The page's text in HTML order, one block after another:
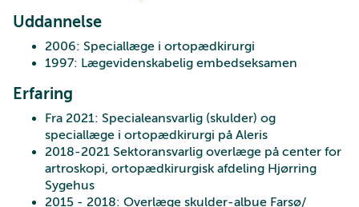
Uddannelse
2006: Speciallæge i ortopædkirurgi
1997: Lægevidenskabelig embedseksamen
Erfaring
Fra 2021: Specialeansvarlig (skulder) og
speciallæge i ortopædkirurgi på Aleris
2018-2021 Sektoransvarlig overlæge på center for
artroskopi, ortopædkirurgisk afdeling Hjørring
Sygehus
2015 - 2018: Overlæge skulder-albue Farsø/